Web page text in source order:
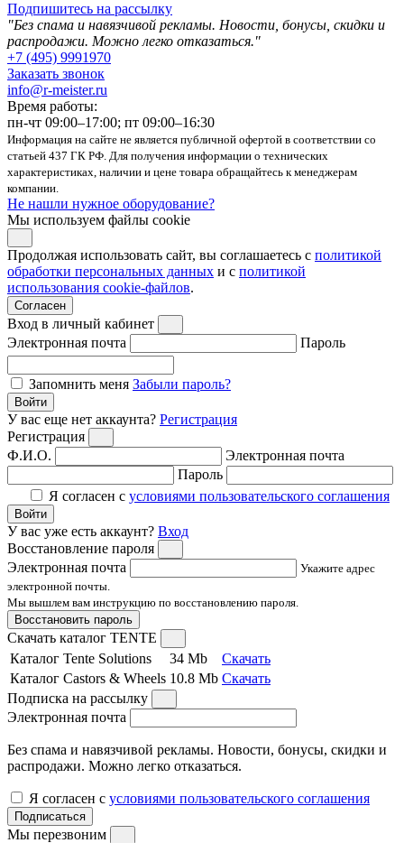
Подпишитесь на рассылку
"Без спама и навязчивой рекламы. Новости, бонусы, скидки и
распродажи. Можно легко отказаться."
+7 (495) 9991970
Заказать звонок
info@r-meister.ru
Время работы:
пн-чт 09:00–17:00; пт 09:00–16:30
Информация на сайте не является публичной офертой в соответствии со
статьей 437 ГК РФ. Для получения информации о технических
характеристиках, наличии и цене товара обращайтесь к менеджерам
компании.
Не нашли нужное оборудование?
Мы используем файлы cookie
Продолжая использовать сайт, вы соглашаетесь с политикой
обработки персональных данных и с политикой
использования cookie-файлов.
Согласен
Вход в личный кабинет
Электронная почта
Пароль
Запомнить меня Забыли пароль?
Войти
У вас еще нет аккаунта? Регистрация
Регистрация
Ф.И.О.
Электронная почта
Пароль
Я согласен с условиями пользовательского соглашения
Войти
У вас уже есть аккаунт? Вход
Восстановление пароля
Электронная почта
Укажите адрес
электронной почты.
Мы вышлем вам инструкцию по восстановлению пароля.
Восстановить пароль
Скачать каталог TENTE
Каталог Tente Solutions
34 Mb
Скачать
Каталог Castors & Wheels 10.8 Mb Скачать
Подписка на рассылку
Электронная почта
Без спама и навязчивой рекламы. Новости, бонусы, скидки и
распродажи. Можно легко отказаться.
Я согласен с условиями пользовательского соглашения
Подписаться
Мы перезвоним